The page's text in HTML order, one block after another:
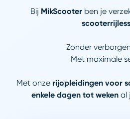
Bij MikScooter ben je
Zonder
Met maximale
Met onze rijopleidingen voor
enkele dagen tot weken al